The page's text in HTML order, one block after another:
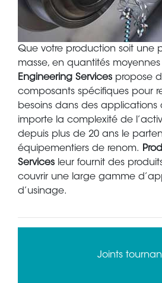
Body
Que votre production soit une
masse, en quantités
Engineering Services propose
composants spécifiques pour
besoins dans des applications
importe la complexité de
depuis plus de 20 ans le
équipementiers de renom.
Services leur fournit des
couvrir une large gamme
d’usinage.